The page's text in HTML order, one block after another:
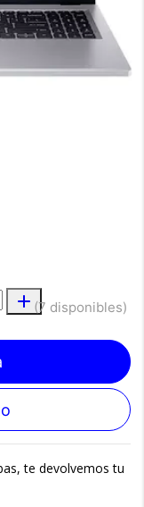
(7 disponibles)
te devolvemos tu
o